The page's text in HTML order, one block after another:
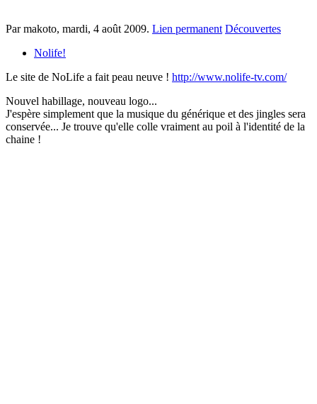
Par makoto, mardi, 4 août 2009. Lien permanent Découvertes
Nolife!
Le site de NoLife a fait peau neuve ! http://www.nolife-tv.com/
Nouvel habillage, nouveau logo...
J'espère simplement que la musique du générique et des jingles sera
conservée... Je trouve qu'elle colle vraiment au poil à l'identité de la
chaine !